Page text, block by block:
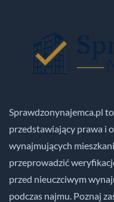
Sprawdzonynajemca.pl
przedstawiający prawa i
wynajmujących
przeprowadzić
przed nieuczciwym
podczas najmu. Poznaj